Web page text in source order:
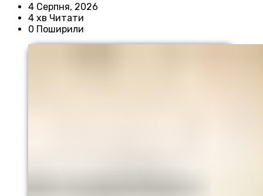
4 Серпня, 2026
4 хв Читати
0 Поширили